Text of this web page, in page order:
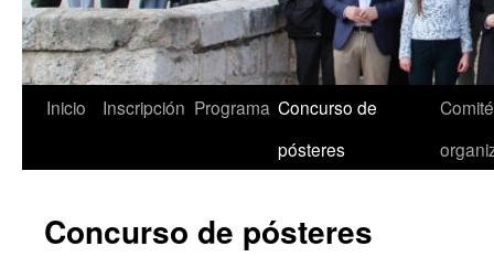
Inicio Inscripción Programa Concurso de
pósteres
Concurso de pósteres